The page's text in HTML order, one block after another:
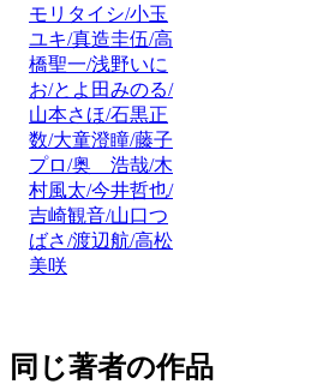
モリタイシ/小玉
ユキ/真造圭伍/高
橋聖一/浅野いに
お/とよ田みのる/
山本さほ/石黒正
数/大童澄瞳/藤子
プロ/奥 浩哉/木
村風太/今井哲也/
吉崎観音/山口つ
ばさ/渡辺航/高松
美咲
同じ著者の作品